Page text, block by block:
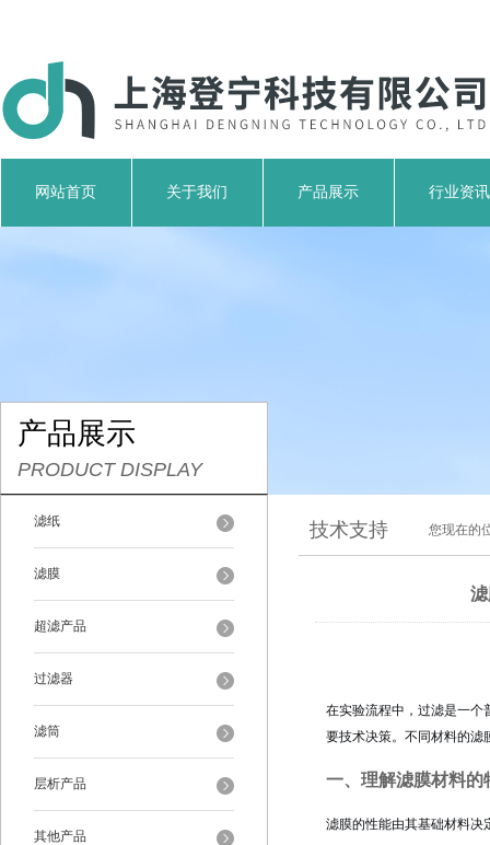
网站首页 关于我们 产品展示 行业资讯
产品展示
PRODUCT DISPLAY
滤纸
滤膜
超滤产品
过滤器
滤筒
层析产品
其他产品
技术支持 您现在的
在实验流程中，过滤是一个
要技术决策。不同材料的滤
一、理解滤膜材料的
滤膜的性能由其基础材料决